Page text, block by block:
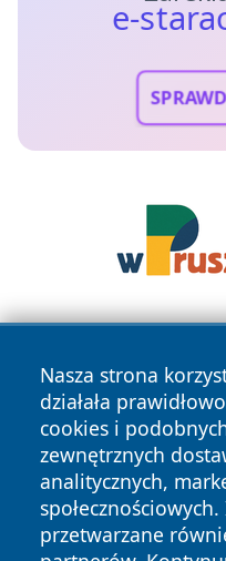
e-
Nasza strona
działała
cookies i
zewnętrznych
analitycznych,
przetwarzane
Copyright © 2026 e-
zastrzeżone.